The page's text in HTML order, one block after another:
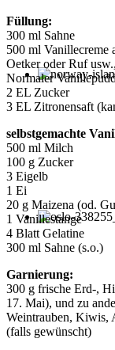
Füllung:
300 ml Sahne
500 ml Vanillecreme
Oetker oder Ruf
Normaler
2 EL Zucker
3 EL Zitronensaft
selbstgemachte
500 ml Milch
100 g Zucker
3 Eigelb
1 Ei
20 g Maizena (od.
1 Vanillestange
4 Blatt Gelatine
300 ml Sahne (s.o.)
Garnierung:
300 g frische Erd-,
17. Mai), und zu
Weintrauben, Kiwis,
(falls gewünscht)